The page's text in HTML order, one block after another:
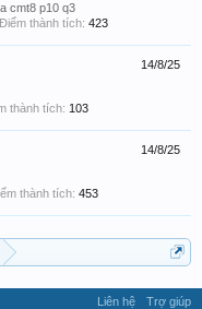
cmt8 p10 q3
Điểm thành tích: 423
14/8/25
thành tích: 103
14/8/25
thành tích: 453
Liên hệ
Trợ giúp